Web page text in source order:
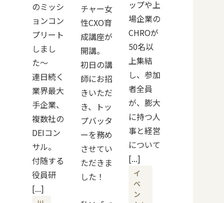
のミッシ
ョンコン
プリート
しまし
た〜
連日続く
業界最大
手企業、
複数社の
DEIコン
サル。
付随する
役員研
[...]
チャー女
性CXO育
成講座が
開講。
初日の講
師にお招
きいただ
き、トッ
プバッタ
ーを務め
させてい
ただきま
した！
ップや上
場企業の
CHROが
50名以
上集結
し、参加
者全員
が、膨大
に持つ人
事と経営
について
[...]
イ
ベ
ン